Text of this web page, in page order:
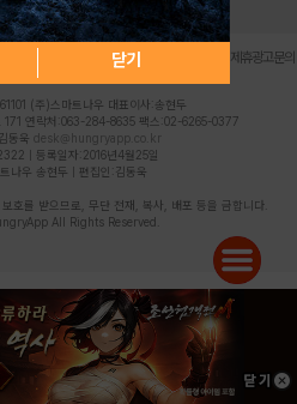
닫기
PC버전 전체앱
불법촬영물 신고센터 제휴광고문의
(주)스마트나우 대표이사:송현두
171 연락처:063-284-8635 팩스:02-6265-0377
동욱 desk@hungryapp.co.kr
| 등록일자:2016년4월25일
나우 송현두 | 편집인:김동욱
호를 받으므로, 무단 전재, 복사, 배포 등을 금합니다.
All Rights Reserved.